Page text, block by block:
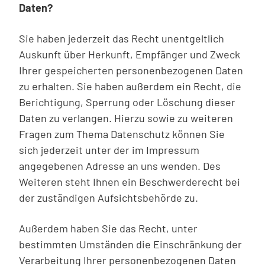
Daten?
Sie haben jederzeit das Recht unentgeltlich
Auskunft über Herkunft, Empfänger und Zweck
Ihrer gespeicherten personenbezogenen Daten
zu erhalten. Sie haben außerdem ein Recht, die
Berichtigung, Sperrung oder Löschung dieser
Daten zu verlangen. Hierzu sowie zu weiteren
Fragen zum Thema Datenschutz können Sie
sich jederzeit unter der im Impressum
angegebenen Adresse an uns wenden. Des
Weiteren steht Ihnen ein Beschwerderecht bei
der zuständigen Aufsichtsbehörde zu.
Außerdem haben Sie das Recht, unter
bestimmten Umständen die Einschränkung der
Verarbeitung Ihrer personenbezogenen Daten